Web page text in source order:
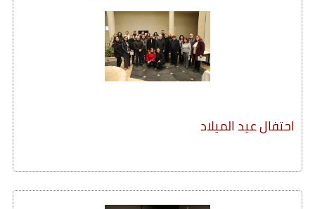
احتفال عيد الميلاد